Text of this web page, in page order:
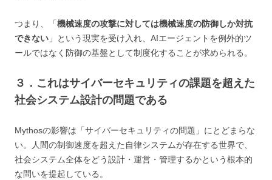
つまり、「機械速度の攻撃に対しては機械速度の防御しか対抗
できない 」という現実を受け入れ、AIエージェントを例外的ツ
ールではなく防御の基盤として制度化することが求められる。
３．これはサイバーセキュリティの課題を超えた
社会システム設計の問題である
Mythosの影響は「サイバーセキュリティの問題」にとどまらな
い。人間の制御速度を超えた自律システムが存在する世界で、
社会システム全体をどう設計・運営・管理するかという根本的
な問いを提起している。